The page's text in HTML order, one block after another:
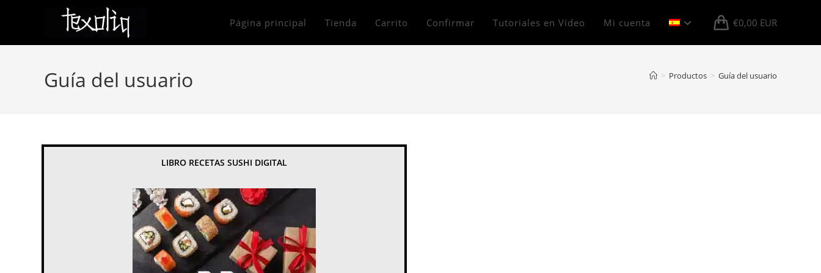
Página principal Tienda Carrito Confirmar Tutoriales en Vídeo Mi cuenta €0,00 EUR
Guía del usuario > Productos > Guía del usuario
LIBRO RECETAS SUSHI DIGITAL